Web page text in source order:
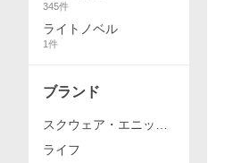
345件
ライトノベル
1件
ブランド
スクウェア・エニック
ス
ライフ